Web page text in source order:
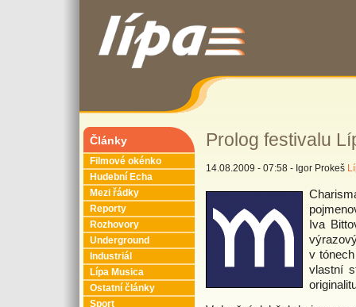
Prolog festivalu
14.08.2009 - 07:58 - Igor Prokeš
Iva
v
vlastní
Články
Filmové okénko
Hudební Echa
Mezi řádky
Reporty
Rozhovory
Underground
Industriál
Lípa Musica
Ostatní články
Sport